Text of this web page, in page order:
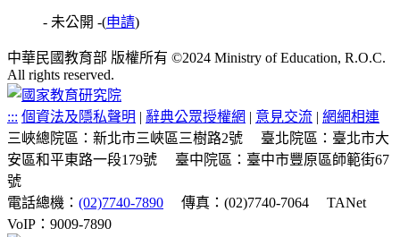
- 未公開 -(申請)
中華民國教育部 版權所有 ©2024 Ministry of Education, R.O.C.
All rights reserved.
::: 個資法及隱私聲明 | 辭典公眾授權網 | 意見交流 | 網網相連
三峽總院區：新北市三峽區三樹路2號
臺北院區：臺北市大
安區和平東路一段179號
臺中院區：臺中市豐原區師範街67
號
電話總機： (02)7740-7890 傳真：(02)7740-7064
TANet
VoIP：9009-7890